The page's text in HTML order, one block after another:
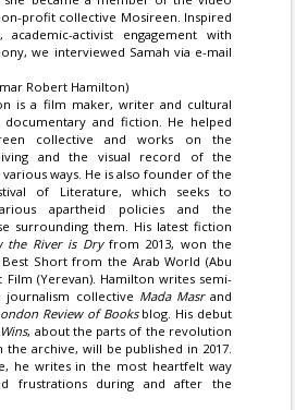
profit collective Mosireen. Inspired
activist engagement with
we interviewed Samah via e-mail
Robert Hamilton)
is a film maker, writer and cultural
and fiction. He helped
collective and works on the
and the visual record of the
ways. He is also founder of the
of Literature, which seeks to
apartheid policies and the
surrounding them. His latest fiction
the River is Dryfrom 2013, won the
Best Short from the Arab World (Abu
Film (Yerevan). Hamilton writes semi-
journalism collective Mada Masrand
Review of Booksblog. His debut
, about the parts of the revolution
archive, will be published in 2017.
he writes in the most heartfelt way
frustrations during and after the